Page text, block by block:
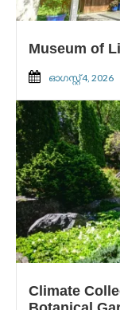
Museum of
ഓഗസ്റ്റ്‌ 4, 2026
Climate